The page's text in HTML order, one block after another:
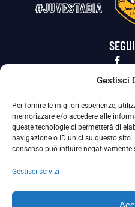
Gestisci
Per fornire le migliori esperienze,
memorizzare e/o accedere alle
queste tecnologie ci permetterà di
navigazione o ID unici su questo sito.
consenso può influire
Gestisci servizi
#JUVESTABIA
Privacy Policy
La Società ha nominato il Responsabile della Protezione dei
adottate dalla nostra Società
Per contattare il